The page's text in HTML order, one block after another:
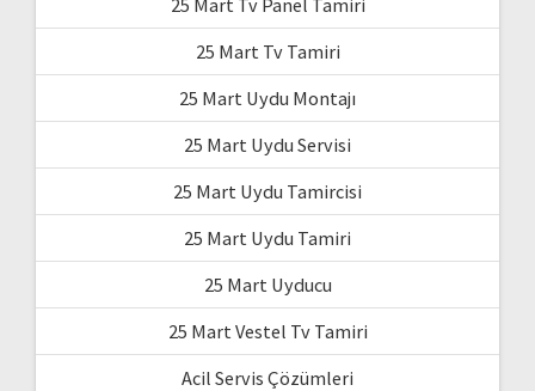
25 Mart Tv Tamiri
25 Mart Uydu Montajı
25 Mart Uydu Servisi
25 Mart Uydu Tamircisi
25 Mart Uydu Tamiri
25 Mart Uyducu
25 Mart Vestel Tv Tamiri
Acil Servis Çözümleri